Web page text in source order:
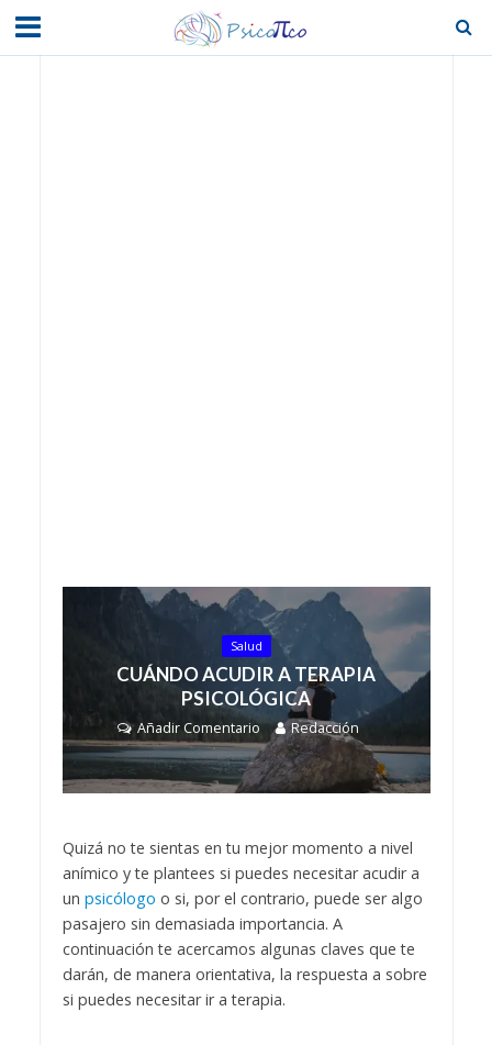
Salud
CUÁNDO ACUDIR A TERAPIA
PSICOLÓGICA
Añadir Comentario Redacción
Quizá no te sientas en tu mejor momento a nivel
anímico y te plantees si puedes necesitar acudir a
un psicólogo o si, por el contrario, puede ser algo
pasajero sin demasiada importancia. A
continuación te acercamos algunas claves que te
darán, de manera orientativa, la respuesta a sobre
si puedes necesitar ir a terapia.